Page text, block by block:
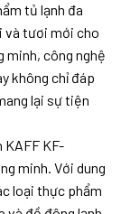
tủ lạnh đa
và tươi mới cho
minh, công nghệ
không chỉ đáp
lại sự tiện
KAFF KF-
minh. Với dung
loại thực phẩm